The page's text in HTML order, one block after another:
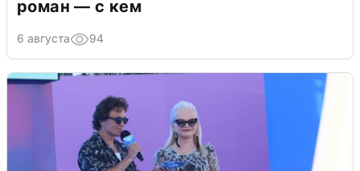
роман — с кем
6 августа 94